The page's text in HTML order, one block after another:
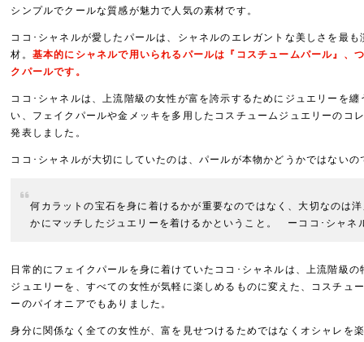
シンプルでクールな質感が魅力で人気の素材です。
ココ･シャネルが愛したパールは、シャネルのエレガントな美しさを最も
材。 基本的にシャネルで用いられるパールは『コスチュームパール』、
クパールです。
ココ･シャネルは、上流階級の女性が富を誇示するためにジュエリーを纏
い、フェイクパールや金メッキを多用したコスチュームジュエリーのコ
発表しました。
ココ･シャネルが大切にしていたのは、パールが本物かどうかではないの
何カラットの宝石を身に着けるかが重要なのではなく、大切なのは
かにマッチしたジュエリーを着けるかということ。 ーココ･シャネ
日常的にフェイクパールを身に着けていたココ･シャネルは、上流階級の
ジュエリーを、すべての女性が気軽に楽しめるものに変えた、コスチュ
ーのパイオニアでもありました。
身分に関係なく全ての女性が、富を見せつけるためではなくオシャレを